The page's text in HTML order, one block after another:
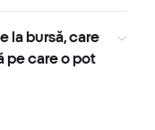
la bursă, care
pe care o pot